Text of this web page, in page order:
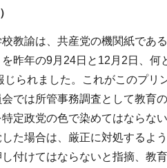
）
教諭は、共産党の機関紙であ
昨年の9月24日と12月2日、
られました。これがこのプリ
では所管事務調査として教育
定政党の色で染めてはならな
た場合は、厳正に対処するよ
付けてはならないと指摘、教